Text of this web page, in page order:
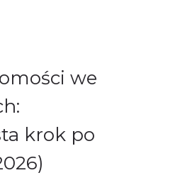
we
krok po